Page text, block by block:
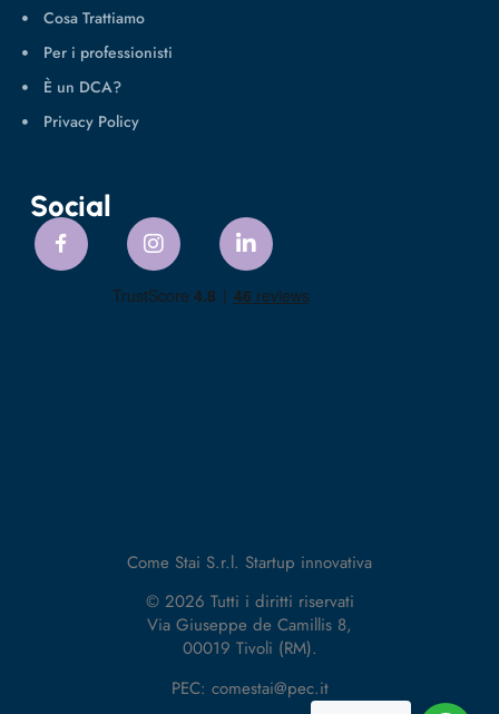
Cosa Trattiamo
Per i professionisti
È un DCA?
Privacy Policy
Social
Come Stai S.r.l. Startup innovativa
© 2026 Tutti i diritti riservati
Via Giuseppe de Camillis 8,
00019 Tivoli (RM).
PEC: comestai@pec.it